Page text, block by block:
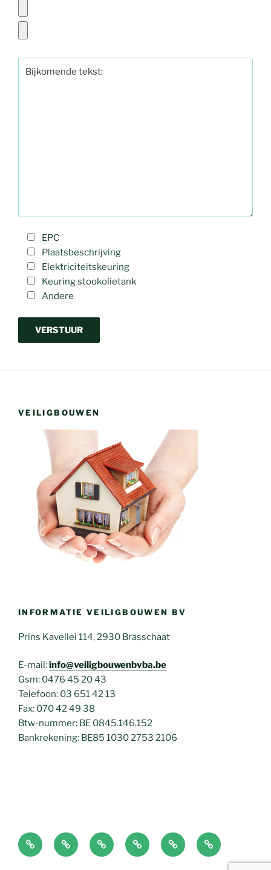
EPC
Plaatsbeschrijving
Elektriciteitskeuring
Keuring stookolietank
Andere
VEILIGBOUWEN
INFORMATIE VEILIGBOUWEN BV
Prins Kavellei 114, 2930 Brasschaat
E-mail:info@veiligbouwenbvba.be
Gsm: 0476 45 20 43
Telefoon: 03 651 42 13
Fax: 070 42 49 38
Btw-nummer: BE 0845.146.152
Bankrekening: BE85 1030 2753 2106
Home EPC Plaatsbeschrijving
Over
Jan
Nieuws
en
Contact